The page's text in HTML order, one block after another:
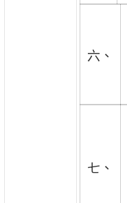
六、
七、